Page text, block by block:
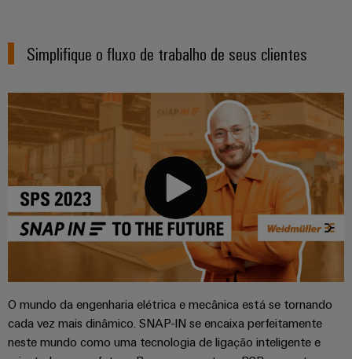
Weidmüller
Configurator
digital
intuitiva,
descomplicada,
rápida
Simplifique o fluxo de trabalho de seus clientes
O mundo da engenharia elétrica e mecânica está se tornando
cada vez mais dinâmico. SNAP-IN se encaixa perfeitamente
neste mundo como uma tecnologia de ligação inteligente e